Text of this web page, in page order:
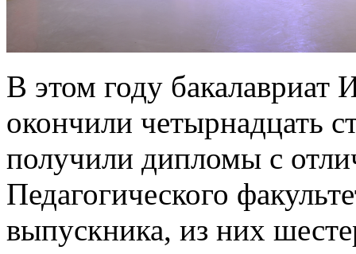
В этом году бакалавриат
окончили четырнадцать
получили дипломы с
Педагогического
выпускника, из них